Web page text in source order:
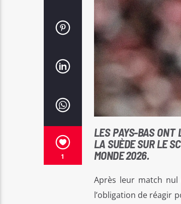
1
LES PAYS-BAS ONT
LA SUÈDE SUR LE
MONDE 2026.
Après leur match nul
l’obligation de réagir